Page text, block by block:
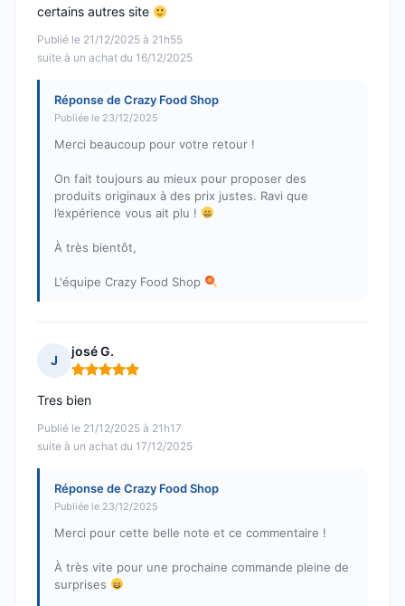
Publié le 21/12/2025 à 21h55
suite à un achat du 16/12/2025
certains autres site
Réponse de Crazy Food Shop
Publiée le 23/12/2025
Merci beaucoup pour votre retour !
On fait toujours au mieux pour proposer des
produits originaux à des prix justes. Ravi que
l’expérience vous ait plu !
À très bientôt,
L'équipe Crazy Food Shop
J
josé G.
Note : 5 sur 5
Publié le 21/12/2025 à 21h17
suite à un achat du 17/12/2025
Tres bien
Réponse de Crazy Food Shop
Publiée le 23/12/2025
Merci pour cette belle note et ce commentaire !
À très vite pour une prochaine commande pleine de
surprises